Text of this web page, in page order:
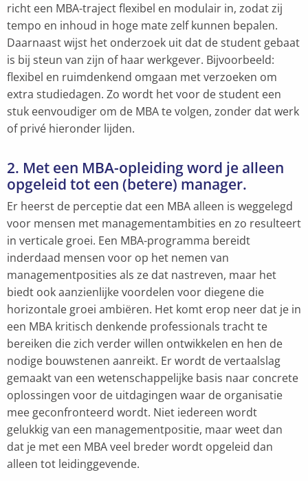
richt een MBA-traject flexibel en modulair in, zodat zij
tempo en inhoud in hoge mate zelf kunnen bepalen.
Daarnaast wijst het onderzoek uit dat de student gebaat
is bij steun van zijn of haar werkgever. Bijvoorbeeld:
flexibel en ruimdenkend omgaan met verzoeken om
extra studiedagen. Zo wordt het voor de student een
stuk eenvoudiger om de MBA te volgen, zonder dat werk
of privé hieronder lijden.
2. Met een MBA-opleiding word je alleen
opgeleid tot een (betere) manager.
Er heerst de perceptie dat een MBA alleen is weggelegd
voor mensen met managementambities en zo resulteert
in verticale groei. Een MBA-programma bereidt
inderdaad mensen voor op het nemen van
managementposities als ze dat nastreven, maar het
biedt ook aanzienlijke voordelen voor diegene die
horizontale groei ambiëren. Het komt erop neer dat je in
een MBA kritisch denkende professionals tracht te
bereiken die zich verder willen ontwikkelen en hen de
nodige bouwstenen aanreikt. Er wordt de vertaalslag
gemaakt van een wetenschappelijke basis naar concrete
oplossingen voor de uitdagingen waar de organisatie
mee geconfronteerd wordt. Niet iedereen wordt
gelukkig van een managementpositie, maar weet dan
dat je met een MBA veel breder wordt opgeleid dan
alleen tot leidinggevende.